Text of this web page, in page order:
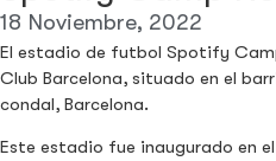
18 Noviembre, 2022
El estadio de futbol Spotify
Club Barcelona, situado en el
condal, Barcelona.
Este estadio fue inaugurado en